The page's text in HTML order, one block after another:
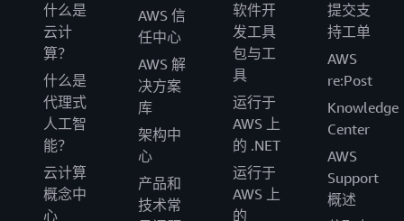
什么是
云计
算？
什么是
代理式
人工智
能？
云计算
概念中
心
AWS 信
任中心
AWS 解
决方案
库
架构中
心
产品和
技术常
软件开
发工具
包与工
具
运行于
AWS 上
的 .NET
运行于
AWS 上
的
提交支
持工单
AWS
re:Post
Knowledge
Center
AWS
Support
概述